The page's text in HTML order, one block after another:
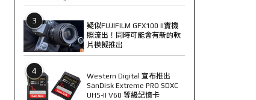
3
疑似FUJIFILM GFX100 II實機
照流出！同時可能會有新的軟
片模擬推出
4
Western Digital 宣布推出
SanDisk Extreme PRO SDXC
UHS-II V60 等級記憶卡